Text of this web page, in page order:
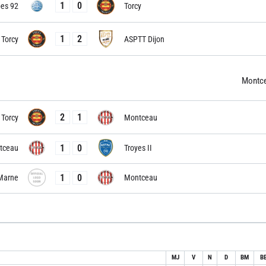
92 1 0 Torcy
Torcy 1 2 ASPTT Dijon
Torcy 2 1 Montceau
1 0 Troyes II
1 0 Montceau
MJ V N D BM BE